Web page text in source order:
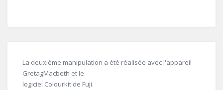
La deuxième manipulation a été réalisée avec l'appareil
GretagMacbeth et le
logiciel Colourkit de Fuji.